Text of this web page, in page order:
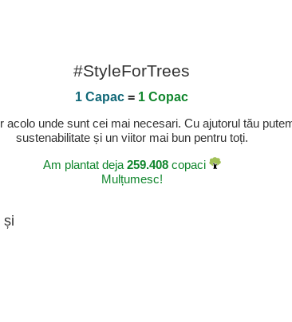
#StyleForTrees
1 Capac = 1 Copac
unde sunt cei mai necesari. Cu ajutorul tău
sustenabilitate și un viitor mai bun pentru toți.
Am plantat deja 259.408copaci
Mulțumesc!
și